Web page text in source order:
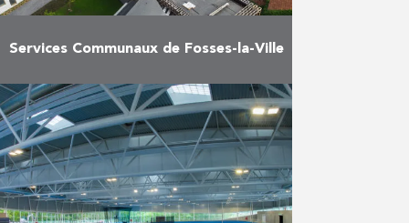
Services Communaux de Fosses-la-Ville
Alors qu’auparavant, les habitants
de Fosses-la-Ville devaient
parcourir de nombreux kilomètres
entre leurs différents services
administratifs, ils peuvent, depuis
l’été de 2018, se rendre sur …